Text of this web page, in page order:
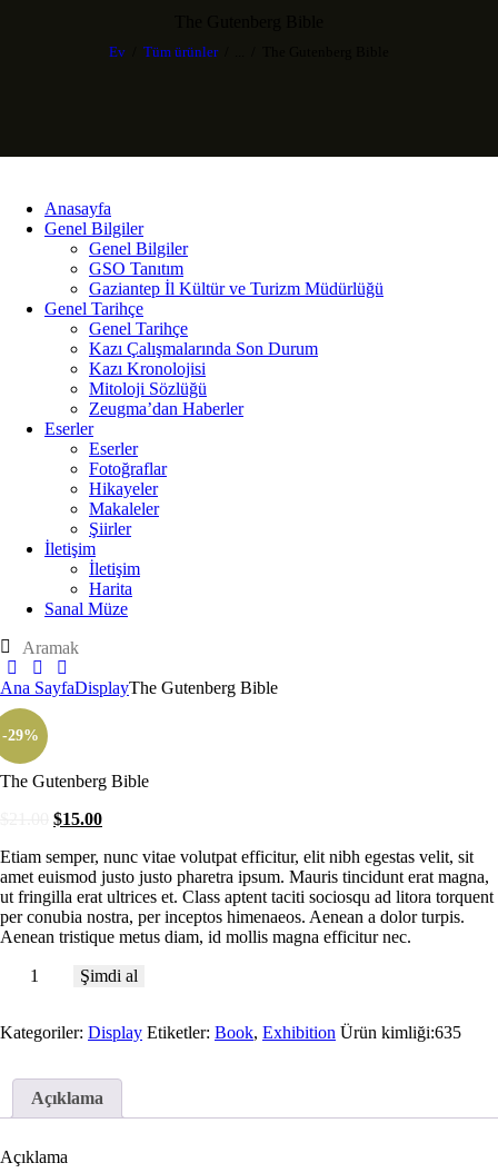
Ev Tüm ürünler
Anasayfa
Genel Bilgiler
Genel Bilgiler
GSO Tanıtım
Gaziantep İl Kültür ve Turizm Müdürlüğü
Genel Tarihçe
Genel Tarihçe
Kazı Çalışmalarında Son Durum
Kazı Kronolojisi
Mitoloji Sözlüğü
Zeugma’dan Haberler
Eserler
Eserler
Fotoğraflar
Hikayeler
Makaleler
Şiirler
İletişim
İletişim
Harita
Sanal Müze
Ana SayfaDisplayThe Gutenberg Bible
-29%
The Gutenberg Bible
$15.00
Etiam semper, nunc vitae volutpat efficitur, elit nibh egestas velit, sit
amet euismod justo justo pharetra ipsum. Mauris tincidunt erat magna,
ut fringilla erat ultrices et. Class aptent taciti sociosqu ad litora torquent
per conubia nostra, per inceptos himenaeos. Aenean a dolor turpis.
Aenean tristique metus diam, id mollis magna efficitur nec.
Şimdi al
Kategoriler: Display Etiketler: Book, Exhibition Ürün kimliği:635
Açıklama
Açıklama